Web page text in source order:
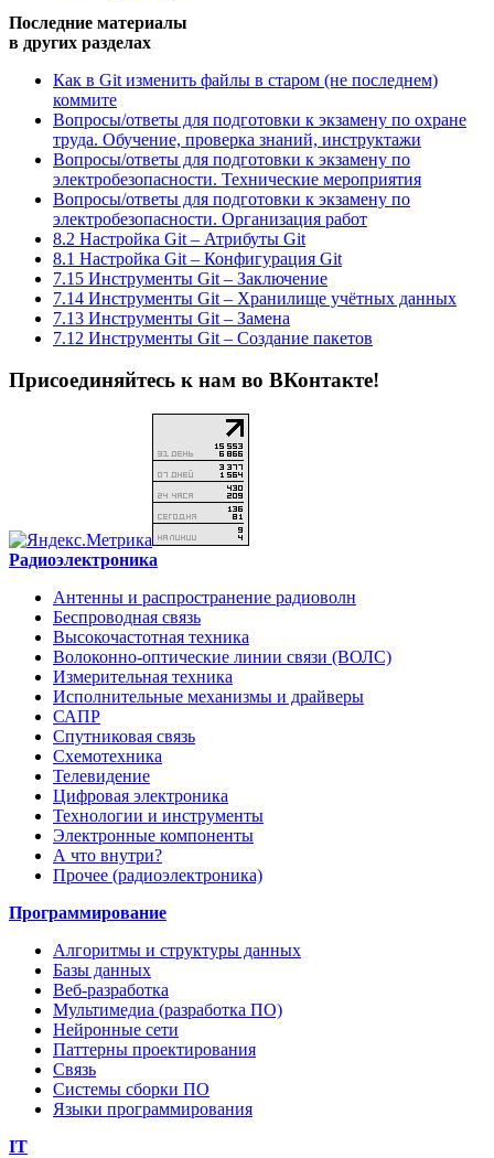
Последние материалы
в других разделах
Как в Git изменить файлы в старом (не последнем)
коммите
Вопросы/ответы для подготовки к экзамену по охране
труда. Обучение, проверка знаний, инструктажи
Вопросы/ответы для подготовки к экзамену по
электробезопасности. Технические мероприятия
Вопросы/ответы для подготовки к экзамену по
электробезопасности. Организация работ
8.2 Настройка Git – Атрибуты Git
8.1 Настройка Git – Конфигурация Git
7.15 Инструменты Git – Заключение
7.14 Инструменты Git – Хранилище учётных данных
7.13 Инструменты Git – Замена
7.12 Инструменты Git – Создание пакетов
Присоединяйтесь к нам во ВКонтакте!
Радиоэлектроника
Антенны и распространение радиоволн
Беспроводная связь
Высокочастотная техника
Волоконно-оптические линии связи (ВОЛС)
Измерительная техника
Исполнительные механизмы и драйверы
САПР
Спутниковая связь
Схемотехника
Телевидение
Цифровая электроника
Технологии и инструменты
Электронные компоненты
А что внутри?
Прочее (радиоэлектроника)
Программирование
Алгоритмы и структуры данных
Базы данных
Веб-разработка
Мультимедиа (разработка ПО)
Нейронные сети
Паттерны проектирования
Связь
Системы сборки ПО
Языки программирования
IT